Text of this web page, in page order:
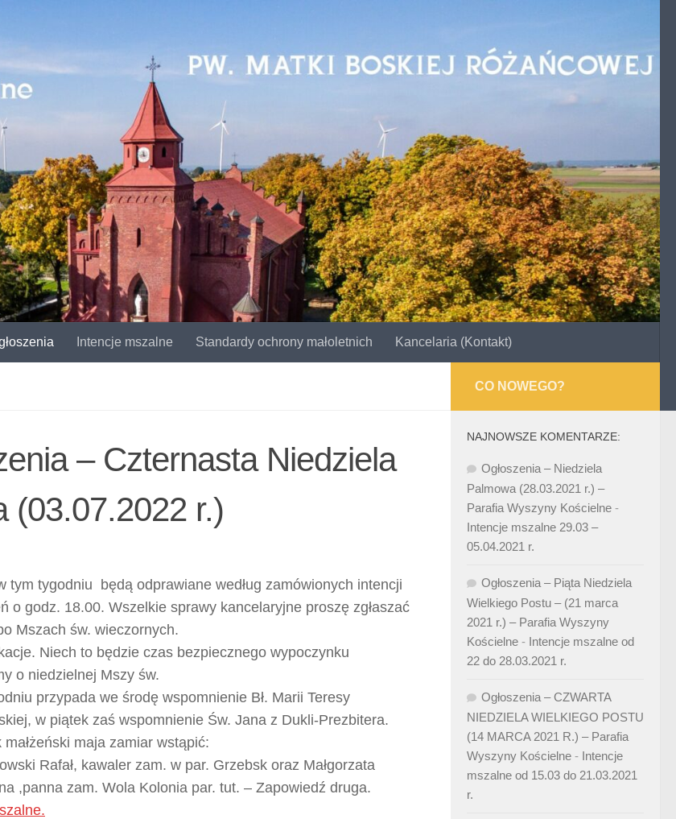
Intencje mszalne Standardy ochrony małoletnich Kancelaria (Kontakt)
– Czternasta Niedziela
(03.07.2022 r.)
tym tygodniu będą odprawiane według zamówionych intencji
o godz. 18.00. Wszelkie sprawy kancelaryjne proszę zgłaszać
Mszach św. wieczornych.
Niech to będzie czas bezpiecznego wypoczynku
o niedzielnej Mszy św.
przypada we środę wspomnienie Bł. Marii Teresy
w piątek zaś wspomnienie Św. Jana z Dukli-Prezbitera.
maja zamiar wstąpić:
Rafał, kawaler zam. w par. Grzebsk oraz Małgorzata
,panna zam. Wola Kolonia par. tut. – Zapowiedź druga.
CO NOWEGO?
NAJNOWSZE KOMENTARZE:
Ogłoszenia – Niedziela
Palmowa (28.03.2021 r.) –
Parafia Wyszyny Kościelne -
Intencje mszalne 29.03 –
05.04.2021 r.
Ogłoszenia – Piąta Niedziela
Wielkiego Postu – (21 marca
2021 r.) – Parafia Wyszyny
Kościelne - Intencje mszalne od
22 do 28.03.2021 r.
Ogłoszenia – CZWARTA
NIEDZIELA WIELKIEGO POSTU
(14 MARCA 2021 R.) – Parafia
Wyszyny Kościelne - Intencje
mszalne od 15.03 do 21.03.2021
r.